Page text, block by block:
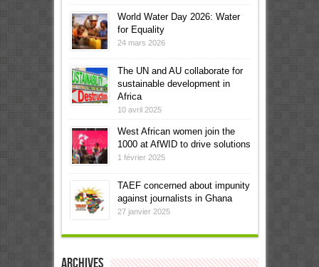
World Water Day 2026: Water
for Equality
24 mars 2026
The UN and AU collaborate for
sustainable development in
Africa
10 avril 2025
West African women join the
1000 at AfWID to drive solutions
1 février 2025
TAEF concerned about impunity
against journalists in Ghana
27 janvier 2025
Archives